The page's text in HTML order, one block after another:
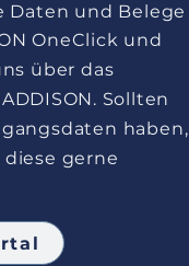
Daten und Belege
OneClick und
über das
. Sollten
haben,
gerne